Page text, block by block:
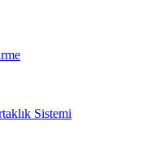
Sistemi